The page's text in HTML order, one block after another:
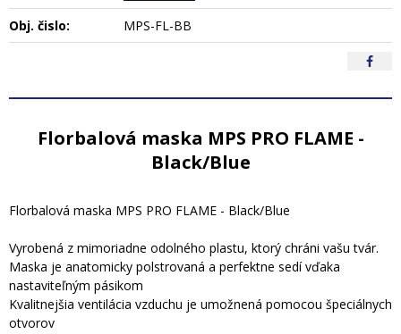
Obj. čislo: MPS-FL-BB
Florbalová maska MPS PRO FLAME -
Black/Blue
Florbalová maska MPS PRO FLAME - Black/Blue
Vyrobená z mimoriadne odolného plastu, ktorý chráni vašu tvár.
Maska je anatomicky polstrovaná a perfektne sedí vďaka
nastaviteľným pásikom
Kvalitnejšia ventilácia vzduchu je umožnená pomocou špeciálnych
otvorov